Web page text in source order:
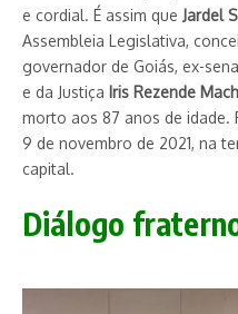
e cordial. É assim que Jardel
Assembleia Legislativa,
governador de Goiás, ex-
e da Justiça Iris Rezende
morto aos 87 anos de
9 de novembro de 2021, na
capital.
Diálogo